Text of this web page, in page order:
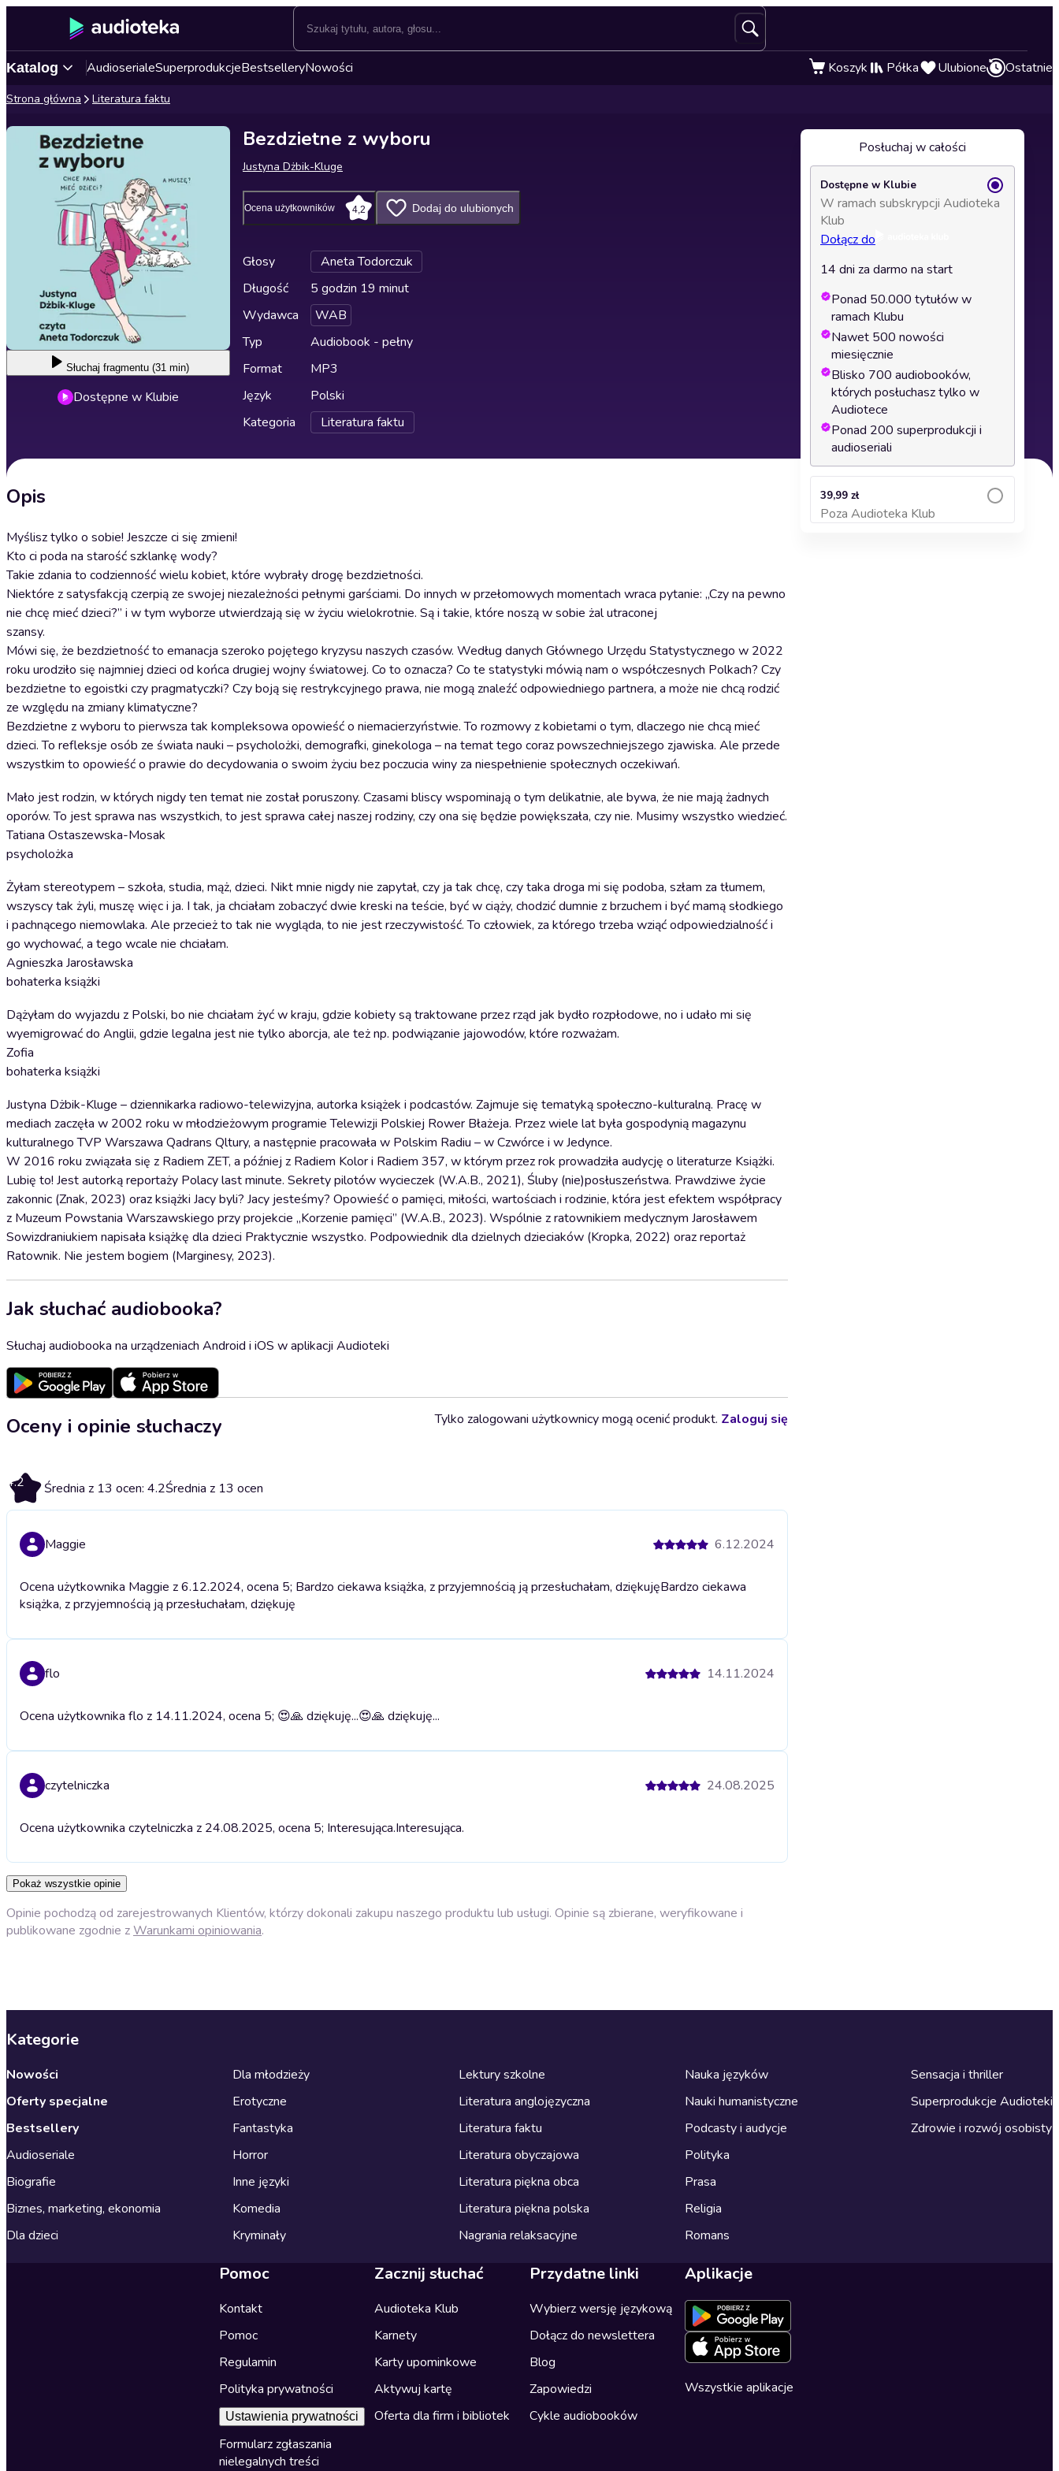
Katalog AudioserialeSuperprodukcjeBestselleryNowości Koszyk Półka Ulubione Ostatnie
Strona główna Literatura faktu
Słuchaj fragmentu (31 min)
Dostępne w Klubie
Bezdzietne z wyboru
Justyna Dżbik-Kluge
Ocena użytkowników 4,2 Dodaj do ulubionych
Głosy
Aneta Todorczuk
Długość
5 godzin 19 minut
Wydawca
WAB
Typ
Audiobook - pełny
Format
MP3
Język
Polski
Kategoria
Literatura faktu
Opis
Myślisz tylko o sobie! Jeszcze ci się zmieni!
Kto ci poda na starość szklankę wody?
Takie zdania to codzienność wielu kobiet, które wybrały drogę bezdzietności.
Niektóre z satysfakcją czerpią ze swojej niezależności pełnymi garściami. Do innych w przełomowych momentach wraca pytanie: „Czy na pewno
nie chcę mieć dzieci?” i w tym wyborze utwierdzają się w życiu wielokrotnie. Są i takie, które noszą w sobie żal utraconej
szansy.
Mówi się, że bezdzietność to emanacja szeroko pojętego kryzysu naszych czasów. Według danych Głównego Urzędu Statystycznego w 2022
roku urodziło się najmniej dzieci od końca drugiej wojny światowej. Co to oznacza? Co te statystyki mówią nam o współczesnych Polkach? Czy
bezdzietne to egoistki czy pragmatyczki? Czy boją się restrykcyjnego prawa, nie mogą znaleźć odpowiedniego partnera, a może nie chcą rodzić
ze względu na zmiany klimatyczne?
Bezdzietne z wyboru to pierwsza tak kompleksowa opowieść o niemacierzyństwie. To rozmowy z kobietami o tym, dlaczego nie chcą mieć
dzieci. To refleksje osób ze świata nauki – psycholożki, demografki, ginekologa – na temat tego coraz powszechniejszego zjawiska. Ale przede
wszystkim to opowieść o prawie do decydowania o swoim życiu bez poczucia winy za niespełnienie społecznych oczekiwań.
Mało jest rodzin, w których nigdy ten temat nie został poruszony. Czasami bliscy wspominają o tym delikatnie, ale bywa, że nie mają żadnych
oporów. To jest sprawa nas wszystkich, to jest sprawa całej naszej rodziny, czy ona się będzie powiększała, czy nie. Musimy wszystko wiedzieć.
Tatiana Ostaszewska-Mosak
psycholożka
Żyłam stereotypem – szkoła, studia, mąż, dzieci. Nikt mnie nigdy nie zapytał, czy ja tak chcę, czy taka droga mi się podoba, szłam za tłumem,
wszyscy tak żyli, muszę więc i ja. I tak, ja chciałam zobaczyć dwie kreski na teście, być w ciąży, chodzić dumnie z brzuchem i być mamą słodkiego
i pachnącego niemowlaka. Ale przecież to tak nie wygląda, to nie jest rzeczywistość. To człowiek, za którego trzeba wziąć odpowiedzialność i
go wychować, a tego wcale nie chciałam.
Agnieszka Jarosławska
bohaterka książki
Dążyłam do wyjazdu z Polski, bo nie chciałam żyć w kraju, gdzie kobiety są traktowane przez rząd jak bydło rozpłodowe, no i udało mi się
wyemigrować do Anglii, gdzie legalna jest nie tylko aborcja, ale też np. podwiązanie jajowodów, które rozważam.
Zofia
bohaterka książki
Justyna Dżbik-Kluge – dziennikarka radiowo-telewizyjna, autorka książek i podcastów. Zajmuje się tematyką społeczno-kulturalną. Pracę w
mediach zaczęła w 2002 roku w młodzieżowym programie Telewizji Polskiej Rower Błażeja. Przez wiele lat była gospodynią magazynu
kulturalnego TVP Warszawa Qadrans Qltury, a następnie pracowała w Polskim Radiu – w Czwórce i w Jedynce.
W 2016 roku związała się z Radiem ZET, a później z Radiem Kolor i Radiem 357, w którym przez rok prowadziła audycję o literaturze Książki.
Lubię to! Jest autorką reportaży Polacy last minute. Sekrety pilotów wycieczek (W.A.B., 2021), Śluby (nie)posłuszeństwa. Prawdziwe życie
zakonnic (Znak, 2023) oraz książki Jacy byli? Jacy jesteśmy? Opowieść o pamięci, miłości, wartościach i rodzinie, która jest efektem współpracy
z Muzeum Powstania Warszawskiego przy projekcie „Korzenie pamięci” (W.A.B., 2023). Wspólnie z ratownikiem medycznym Jarosławem
Sowizdraniukiem napisała książkę dla dzieci Praktycznie wszystko. Podpowiednik dla dzielnych dzieciaków (Kropka, 2022) oraz reportaż
Ratownik. Nie jestem bogiem (Marginesy, 2023).
Jak słuchać audiobooka?
Słuchaj audiobooka na urządzeniach Android i iOS w aplikacji Audioteki
Oceny i opinie słuchaczy
4.2 Średnia z 13 ocen: 4.2Średnia z 13 ocen
Tylko zalogowani użytkownicy mogą ocenić produkt. Zaloguj się
Maggie 6.12.2024
Ocena użytkownika Maggie z 6.12.2024, ocena 5; Bardzo ciekawa książka, z przyjemnością ją przesłuchałam, dziękujęBardzo ciekawa
książka, z przyjemnością ją przesłuchałam, dziękuję
flo 14.11.2024
Ocena użytkownika flo z 14.11.2024, ocena 5; 😍🙏 dziękuję...😍🙏 dziękuję...
czytelniczka 24.08.2025
Ocena użytkownika czytelniczka z 24.08.2025, ocena 5; Interesująca.Interesująca.
Pokaż wszystkie opinie
Opinie pochodzą od zarejestrowanych Klientów, którzy dokonali zakupu naszego produktu lub usługi. Opinie są zbierane, weryfikowane i
publikowane zgodnie zWarunkami opiniowania.
Posłuchaj w całości
Dostępne w Klubie
W ramach subskrypcji Audioteka
Klub
Dołącz do
14 dni za darmo na start
Ponad 50.000 tytułów w
ramach Klubu
Nawet 500 nowości
miesięcznie
Blisko 700 audiobooków,
których posłuchasz tylko w
Audiotece
Ponad 200 superprodukcji i
audioseriali
39,99 zł
Poza Audioteka Klub
Dodaj do koszyka
Kategorie
Nowości
Oferty specjalne
Bestsellery
Audioseriale
Biografie
Biznes, marketing, ekonomia
Dla dzieci
Dla młodzieży
Erotyczne
Fantastyka
Horror
Inne języki
Komedia
Kryminały
Lektury szkolne
Literatura anglojęzyczna
Literatura faktu
Literatura obyczajowa
Literatura piękna obca
Literatura piękna polska
Nagrania relaksacyjne
Nauka języków
Nauki humanistyczne
Podcasty i audycje
Polityka
Prasa
Religia
Romans
Sensacja i thriller
Superprodukcje Audioteki
Zdrowie i rozwój osobisty
Pomoc
Kontakt
Pomoc
Regulamin
Polityka prywatności
Ustawienia prywatności
Formularz zgłaszania
nielegalnych treści
Zacznij słuchać
Audioteka Klub
Karnety
Karty upominkowe
Aktywuj kartę
Oferta dla firm i bibliotek
Przydatne linki
Wybierz wersję językową
Dołącz do newslettera
Blog
Zapowiedzi
Cykle audiobooków
Aplikacje
Wszystkie aplikacje